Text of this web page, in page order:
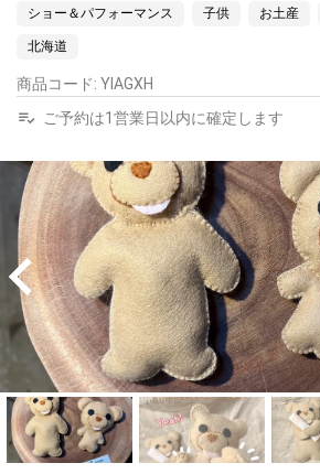
ショー＆パフォーマンス 子供 お土産
北海道
商品コード: YIAGXH
ご予約は1営業日以内に確定します